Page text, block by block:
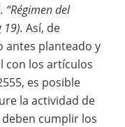
“Régimen del
19). Así, de
antes planteado y
con los artículos
es posible
la actividad de
cumplir los